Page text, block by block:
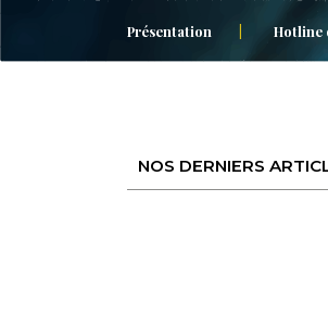
Présentation Hotline
NOS DERNIERS